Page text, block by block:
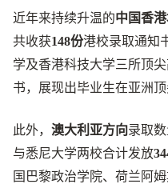
近年来持续升温的中国香
共收获148份港校录取通知
学及香港科技大学三所顶
书，展现出毕业生在亚洲
此外， 澳大利亚方向录取
与悉尼大学两校合计发放
国巴黎政治学院、荷兰阿